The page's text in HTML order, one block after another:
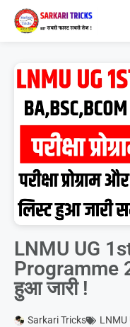
LNMU UG
Programme
हुआ जारी !
Sarkari Tricks LNMU